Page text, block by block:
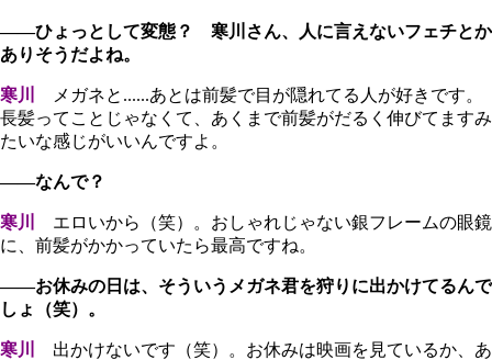
――ひょっとして変態？ 寒川さん、人に言えないフェチとか
ありそうだよね。
寒川
メガネと......あとは前髪で目が隠れてる人が好きです。
長髪ってことじゃなくて、あくまで前髪がだるく伸びてますみ
たいな感じがいいんですよ。
――なんで？
寒川
エロいから（笑）。おしゃれじゃない銀フレームの眼鏡
に、前髪がかかっていたら最高ですね。
――お休みの日は、そういうメガネ君を狩りに出かけてるんで
しょ（笑）。
寒川
出かけないです（笑）。お休みは映画を見ているか、あ